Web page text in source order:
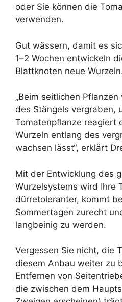
oder Sie können die
verwenden.
Gut wässern, damit es
1–2 Wochen entwickeln
Blattknoten neue
„Beim seitlichen
des Stängels vergraben,
Tomatenpflanze reagiert
Wurzeln entlang des
wachsen lässt“, erklärt
Mit der Entwicklung des
Wurzelsystems wird Ihre
dürretoleranter, kommt
Sommertagen zurecht
langbeinig zu werden.
Vergessen Sie nicht, die
diesem Anbau weiter zu
Entfernen von
die zwischen dem